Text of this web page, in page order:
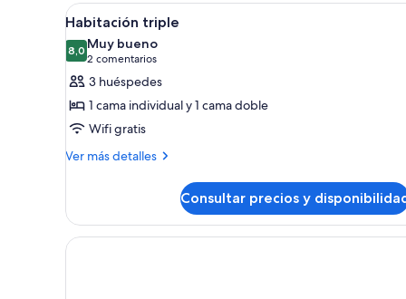
Abrir
todas
las
fotos
de
Habitación
triple
Habitación de hotel con dos
4
Habitación triple
8,08,0 de 10
Muy bueno
2 comentarios
(2 comentarios)
3 huéspedes
1 cama individual y 1 cama doble
Wifi gratis
Ver más detalles
Más
triple
Consultar precios y